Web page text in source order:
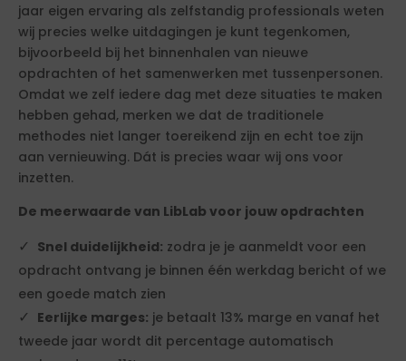
jaar eigen ervaring als zelfstandig professionals weten
wij precies welke uitdagingen je kunt tegenkomen,
bijvoorbeeld bij het binnenhalen van nieuwe
opdrachten of het samenwerken met tussenpersonen.
Omdat we zelf iedere dag met deze situaties te maken
hebben gehad, merken we dat de traditionele
methodes niet langer toereikend zijn en echt toe zijn
aan vernieuwing. Dát is precies waar wij ons voor
inzetten.
De meerwaarde van LibLab voor jouw opdrachten
Snel duidelijkheid: zodra je je aanmeldt voor een
opdracht ontvang je binnen één werkdag bericht of we
een goede match zien
Eerlijke marges: je betaalt 13% marge en vanaf het
tweede jaar wordt dit percentage automatisch